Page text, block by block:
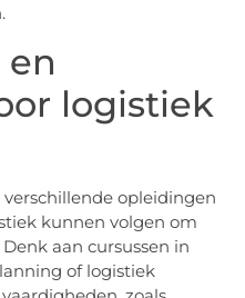
logistiek
opleidingen
kunnen volgen om
aan cursussen in
of logistiek